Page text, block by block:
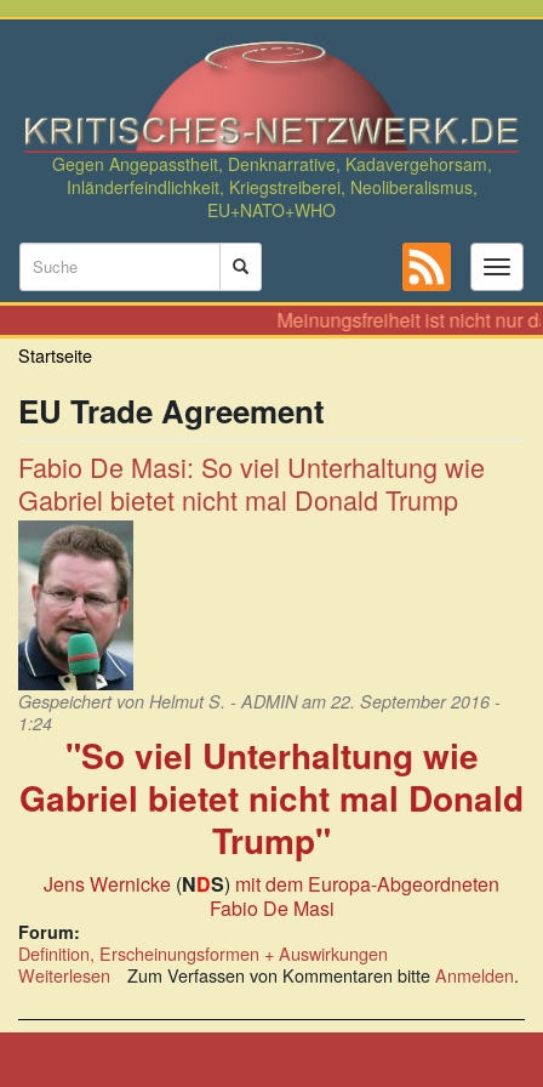
Direkt
Gegen Angepasstheit, Denknarrative, Kadavergehorsam,
Inländerfeindlichkeit, Kriegstreiberei, Neoliberalismus,
EU+NATO+WHO
Suchformular
Suche
Meinungsfreiheit ist nicht nur
Startseite
EU Trade Agreement
Fabio De Masi: So viel Unterhaltung wie
Gabriel bietet nicht mal Donald Trump
Gespeichert von Helmut S. - ADMINam 22. September 2016 -
1:24
"So viel Unterhaltung wie
Gabriel bietet nicht mal Donald
Trump"
Jens Wernicke (NDS) mit dem Europa-Abgeordneten
Fabio De Masi
Forum:
Definition, Erscheinungsformen + Auswirkungen
Weiterlesen über
De
Masi:
Zum Verfassen von Kommentaren bitteAnmelden.